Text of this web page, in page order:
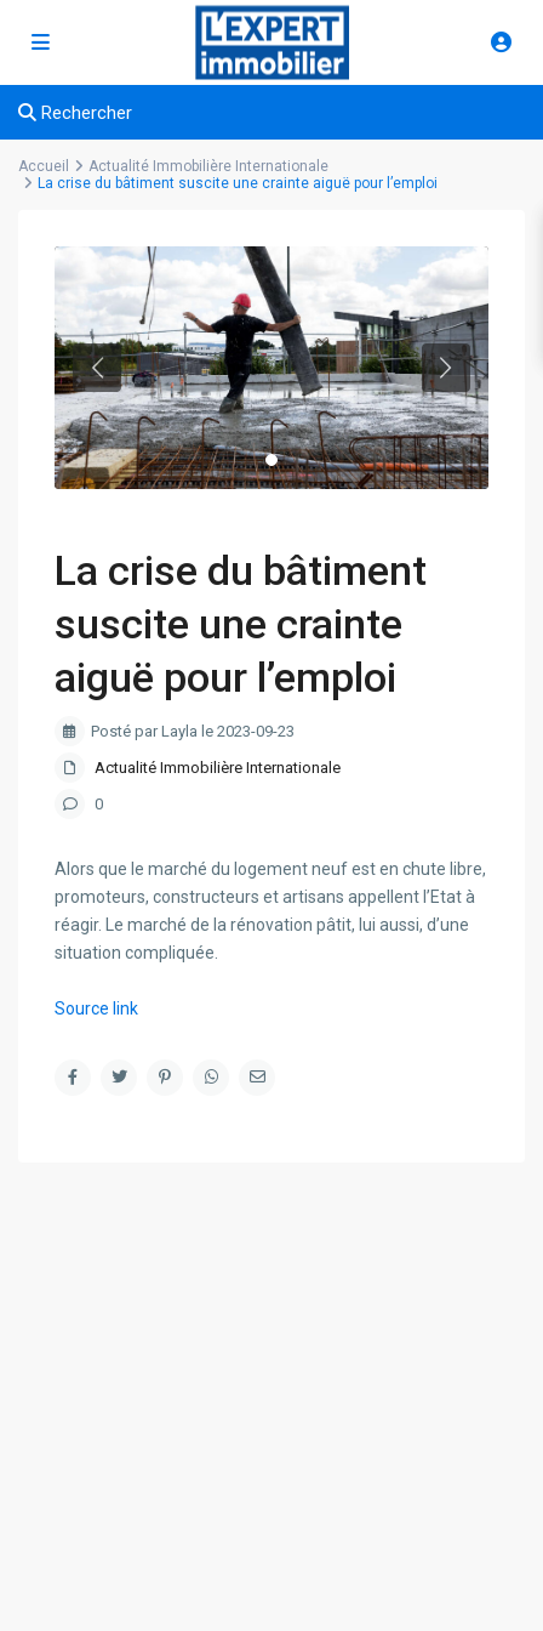
Rechercher
Accueil
Actualité Immobilière Internationale
La crise du bâtiment suscite une crainte aiguë pour l’emploi
La crise du bâtiment
suscite une crainte
aiguë pour l’emploi
Posté par Layla le 2023-09-23
Actualité Immobilière Internationale
0
Alors que le marché du logement neuf est en chute libre,
promoteurs, constructeurs et artisans appellent l’Etat à
réagir. Le marché de la rénovation pâtit, lui aussi, d’une
situation compliquée.
Source link